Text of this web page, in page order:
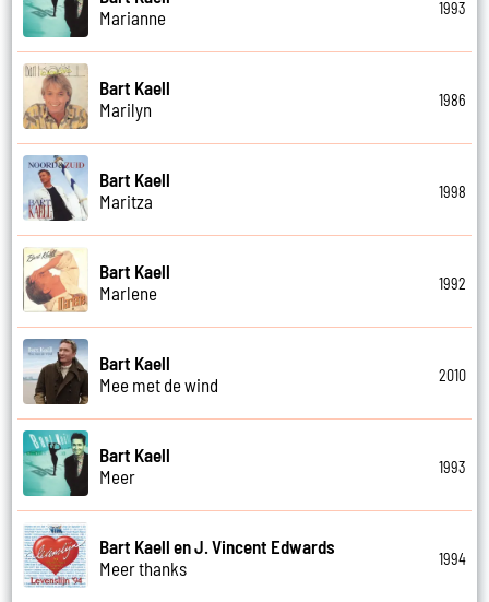
Marianne
1993
Bart Kaell
Marilyn
1986
Bart Kaell
Maritza
1998
Bart Kaell
Marlene
1992
Bart Kaell
Mee met de wind
2010
Bart Kaell
Meer
1993
Bart Kaell en J. Vincent Edwards
Meer thanks
1994